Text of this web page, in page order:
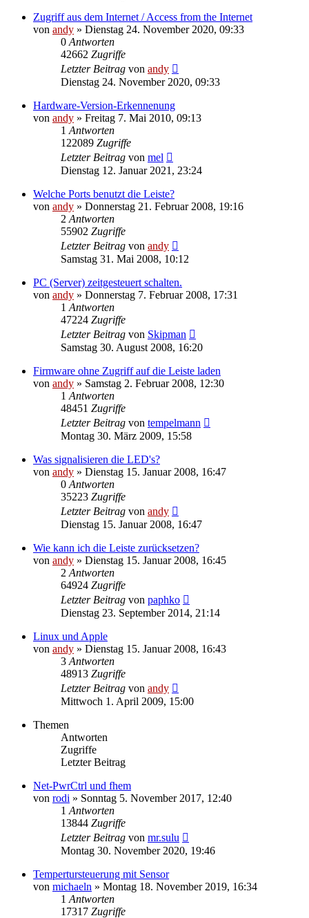
Zugriff aus dem Internet / Access from the Internet
von andy » Dienstag 24. November 2020, 09:33
0 Antworten
42662 Zugriffe
Letzter Beitrag von andy
Dienstag 24. November 2020, 09:33
Hardware-Version-Erkennenung
von andy » Freitag 7. Mai 2010, 09:13
1 Antworten
122089 Zugriffe
Letzter Beitrag von mel
Dienstag 12. Januar 2021, 23:24
Welche Ports benutzt die Leiste?
von andy » Donnerstag 21. Februar 2008, 19:16
2 Antworten
55902 Zugriffe
Letzter Beitrag von andy
Samstag 31. Mai 2008, 10:12
PC (Server) zeitgesteuert schalten.
von andy » Donnerstag 7. Februar 2008, 17:31
1 Antworten
47224 Zugriffe
Letzter Beitrag von Skipman
Samstag 30. August 2008, 16:20
Firmware ohne Zugriff auf die Leiste laden
von andy » Samstag 2. Februar 2008, 12:30
1 Antworten
48451 Zugriffe
Letzter Beitrag von tempelmann
Montag 30. März 2009, 15:58
Was signalisieren die LED's?
von andy » Dienstag 15. Januar 2008, 16:47
0 Antworten
35223 Zugriffe
Letzter Beitrag von andy
Dienstag 15. Januar 2008, 16:47
Wie kann ich die Leiste zurücksetzen?
von andy » Dienstag 15. Januar 2008, 16:45
2 Antworten
64924 Zugriffe
Letzter Beitrag von paphko
Dienstag 23. September 2014, 21:14
Linux und Apple
von andy » Dienstag 15. Januar 2008, 16:43
3 Antworten
48913 Zugriffe
Letzter Beitrag von andy
Mittwoch 1. April 2009, 15:00
Themen
Antworten
Zugriffe
Letzter Beitrag
Net-PwrCtrl und fhem
von rodi » Sonntag 5. November 2017, 12:40
1 Antworten
13844 Zugriffe
Letzter Beitrag von mr.sulu
Montag 30. November 2020, 19:46
Tempertursteuerung mit Sensor
von michaeln » Montag 18. November 2019, 16:34
1 Antworten
17317 Zugriffe